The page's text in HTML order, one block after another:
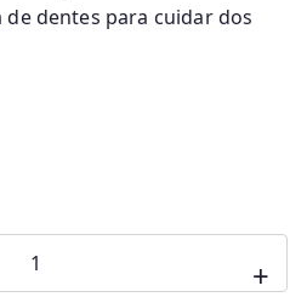
dentes para cuidar dos
+